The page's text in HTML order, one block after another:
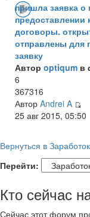
пришла заявка о
предоставлении
договоры.
отправлены для
заявку
Автор optiqum в
6
367316
Автор Andrei A
25 авг 2015, 05:50
Вернуться в
Перейти:
Кто сейчас
Сейчас этот форум